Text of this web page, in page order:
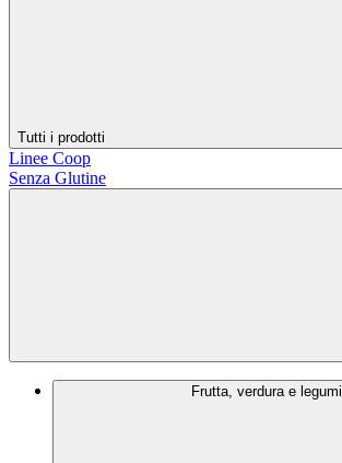
Tutti i prodotti
Linee Coop
Senza Glutine
Frutta, verdura e legumi